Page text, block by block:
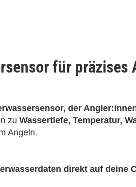
für präzises
der
zu Wassertiefe, Temperatur,
Angeln.
direkt auf deine